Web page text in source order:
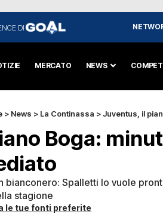
DI
MERCATO NEWS
> News > La Continassa >Juventus, il piano
Boga:
bianconero: Spalletti lo vuole
stagione
le tue fonti preferite